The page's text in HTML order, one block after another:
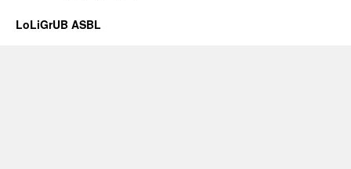
LoLiGrUB ASBL